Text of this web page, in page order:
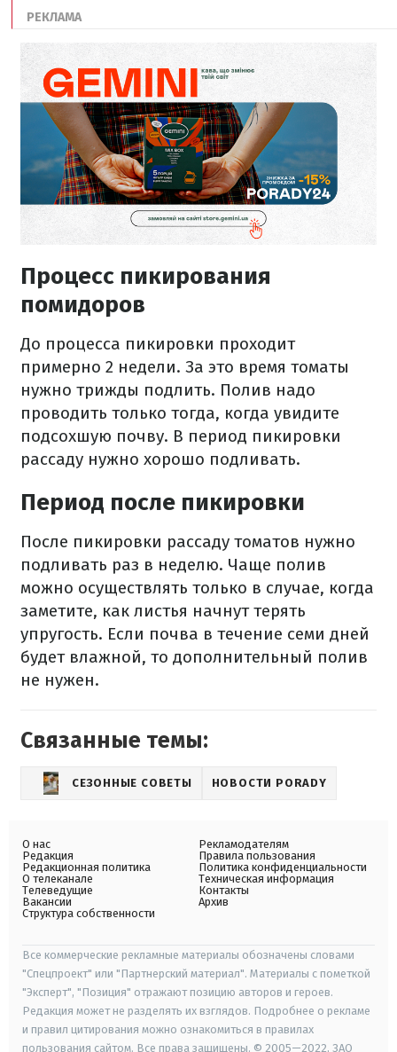
Процесс пикирования
помидоров
До процесса пикировки проходит
примерно 2 недели. За это время томаты
нужно трижды подлить. Полив надо
проводить только тогда, когда увидите
подсохшую почву. В период пикировки
рассаду нужно хорошо подливать.
Период после пикировки
После пикировки рассаду томатов нужно
подливать раз в неделю. Чаще полив
можно осуществлять только в случае, когда
заметите, как листья начнут терять
упругость. Если почва в течение семи дней
будет влажной, то дополнительный полив
не нужен.
Связанные темы:
СЕЗОННЫЕ СОВЕТЫ НОВОСТИ PORADY
О нас
Редакция
Редакционная политика
О телеканале
Телеведущие
Вакансии
Структура собственности
Рекламодателям
Правила пользования
Политика конфиденциальности
Техническая информация
Контакты
Архив
Все коммерческие рекламные материалы обозначены словами
"Спецпроект" или "Партнерский материал". Материалы с пометкой
"Эксперт", "Позиция" отражают позицию авторов и героев.
Редакция может не разделять их взглядов. Подробнее о рекламе
и правил цитирования можно ознакомиться в правилах
пользования сайтом. Все права защищены. © 2005—2022, ЗАО